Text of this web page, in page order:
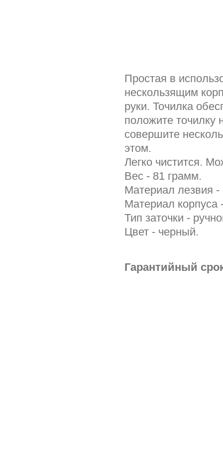
Простая в
нескользящим
руки. Точилка
положите точилку
совершите
этом.
Легко чистится.
Вес - 81 грамм.
Материал лезвия -
Материал корпуса
Тип заточки -
Цвет - черный.
Гарантийный